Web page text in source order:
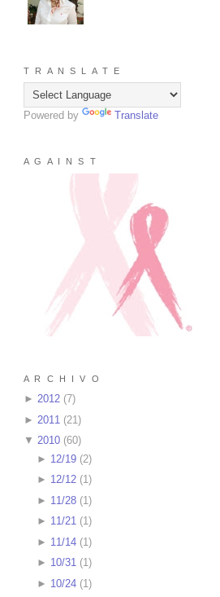
T R A N S L A T E
Powered by Translate
A G A I N S T
A R C H I V O
► 2012 (7)
► 2011 (21 )
▼ 2010 (60)
► 12/19(2)
► 12/12(1)
► 11/28(1)
► 11/21(1)
► 11/14(1)
► 10/31(1)
► 10/24(1)